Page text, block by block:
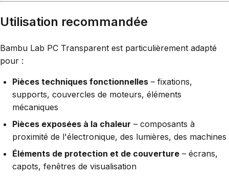
Utilisation recommandée
Bambu Lab PC Transparent est particulièrement adapté
pour :
Pièces techniques fonctionnelles – fixations,
supports, couvercles de moteurs, éléments
mécaniques
Pièces exposées à la chaleur – composants à
proximité de l'électronique, des lumières, des machines
Éléments de protection et de couverture – écrans,
capots, fenêtres de visualisation